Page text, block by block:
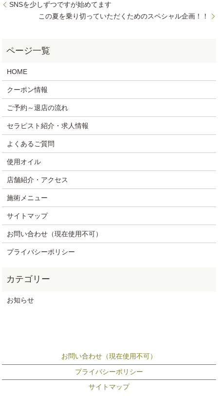
SNSを少しずつですが始めてます
この夏を乗り切っていただくためのスペシャル企画！！
HOME
クーポン情報
ご予約～退店の流れ
セラピスト紹介・求人情報
よくあるご質問
使用オイル
店舗紹介・アクセス
施術メニュー
サイトマップ
お問い合わせ（現在使用不可）
プライバシーポリシー
お知らせ
お問い合わせ（現在使用不可）
プライバシーポリシー
サイトマップ